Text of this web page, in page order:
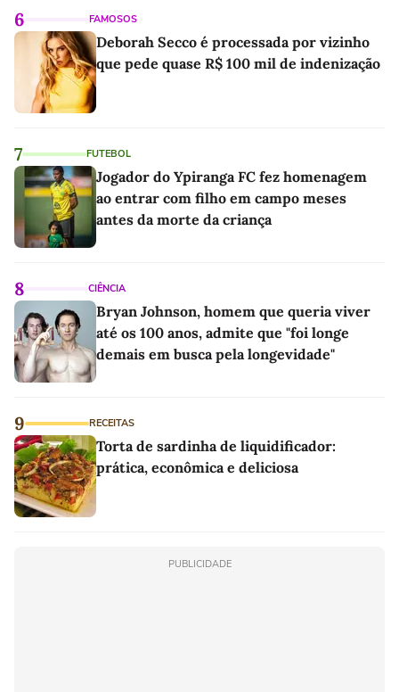
6 FAMOSOS
Deborah Secco é processada por vizinho
que pede quase R$ 100 mil de indenização
7 FUTEBOL
Jogador do Ypiranga FC fez homenagem
ao entrar com filho em campo meses
antes da morte da criança
8 CIÊNCIA
Bryan Johnson, homem que queria viver
até os 100 anos, admite que "foi longe
demais em busca pela longevidade"
9 RECEITAS
Torta de sardinha de liquidificador:
prática, econômica e deliciosa
PUBLICIDADE